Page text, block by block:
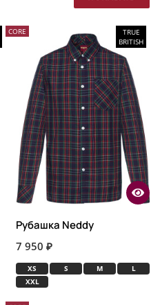
CORE
TRUE
BRITISH
Рубашка Neddy
7 950 ₽
XS S M
L
XXL